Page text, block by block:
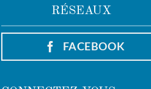
RÉSEAUX
FACEBOOK